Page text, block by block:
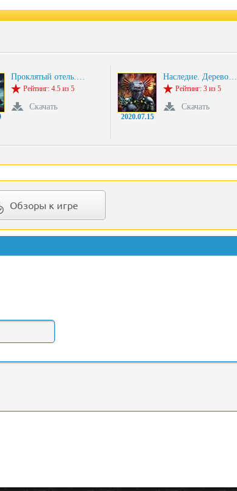
Проклятый отель.…
Рейтинг: 4.5 из 5
Скачать
2020.07.15
Наследие. Дерево…
Рейтинг: 3 из 5
Скачать
Обзоры к игре